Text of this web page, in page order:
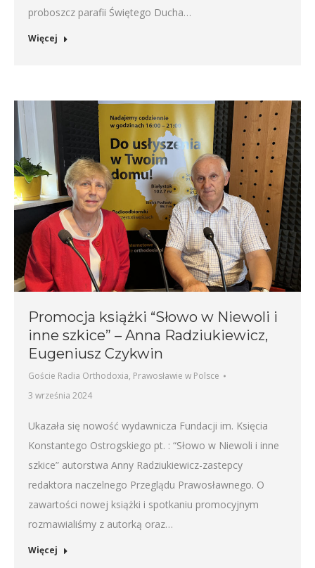
proboszcz parafii Świętego Ducha…
Więcej
Promocja książki “Słowo w Niewoli i
inne szkice” – Anna Radziukiewicz,
Eugeniusz Czykwin
Goście Radia Orthodoxia, Prawosławie w Polsce
3 września 2024
Ukazała się nowość wydawnicza Fundacji im. Księcia
Konstantego Ostrogskiego pt. : “Słowo w Niewoli i inne
szkice” autorstwa Anny Radziukiewicz-zastepcy
redaktora naczelnego Przeglądu Prawosławnego. O
zawartości nowej książki i spotkaniu promocyjnym
rozmawialiśmy z autorką oraz…
Więcej